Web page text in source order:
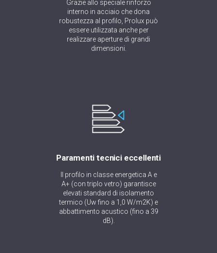
Grazie allo speciale rinforzo
interno in acciaio che dona
robustezza al profilo, Prolux può
essere utilizzata anche per
realizzare aperture di grandi
dimensioni.
Paramenti tecnici eccellenti
Il profilo in classe energetica A e
A+ (con triplo vetro) garantisce
elevati standard di isolamento
termico (Uw fino a 1,0 W/m2K) e
abbattimento acustico (fino a 39
dB).